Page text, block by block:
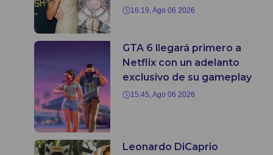
16:19, Ago 06 2026
GTA 6 llegará primero a
Netflix con un adelanto
exclusivo de su gameplay
15:45, Ago 06 2026
Leonardo DiCaprio